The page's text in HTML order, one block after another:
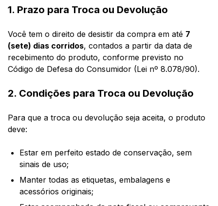
1. Prazo para Troca ou Devolução
Você tem o direito de desistir da compra em até 7
(sete) dias corridos, contados a partir da data de
recebimento do produto, conforme previsto no
Código de Defesa do Consumidor (Lei nº 8.078/90).
2. Condições para Troca ou Devolução
Para que a troca ou devolução seja aceita, o produto
deve:
Estar em perfeito estado de conservação, sem
sinais de uso;
Manter todas as etiquetas, embalagens e
acessórios originais;